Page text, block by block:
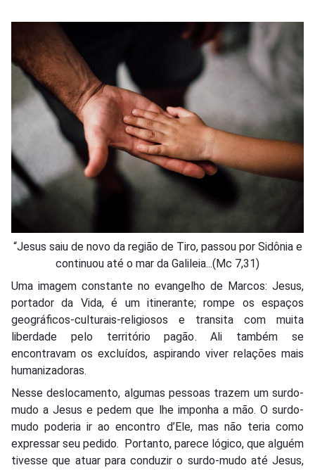
“Jesus saiu de novo da região de Tiro, passou por Sidônia e
continuou até o mar da Galileia...(Mc 7,31)
Uma imagem constante no evangelho de Marcos: Jesus,
portador da Vida, é um itinerante; rompe os espaços
geográficos-culturais-religiosos e transita com muita
liberdade pelo território pagão. Ali também se
encontravam os excluídos, aspirando viver relações mais
humanizadoras.
Nesse deslocamento, algumas pessoas trazem um surdo-
mudo a Jesus e pedem que lhe imponha a mão. O surdo-
mudo poderia ir ao encontro d’Ele, mas não teria como
expressar seu pedido. Portanto, parece lógico, que alguém
tivesse que atuar para conduzir o surdo-mudo até Jesus,